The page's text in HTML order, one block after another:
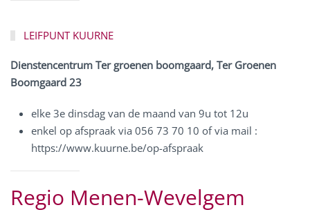
LEIFPUNT KUURNE
Dienstencentrum Ter groenen boomgaard, Ter Groenen
Boomgaard 23
elke 3e dinsdag van de maand van 9u tot 12u
enkel op afspraak via 056 73 70 10 of via mail :
https://www.kuurne.be/op-afspraak
Regio Menen-Wevelgem